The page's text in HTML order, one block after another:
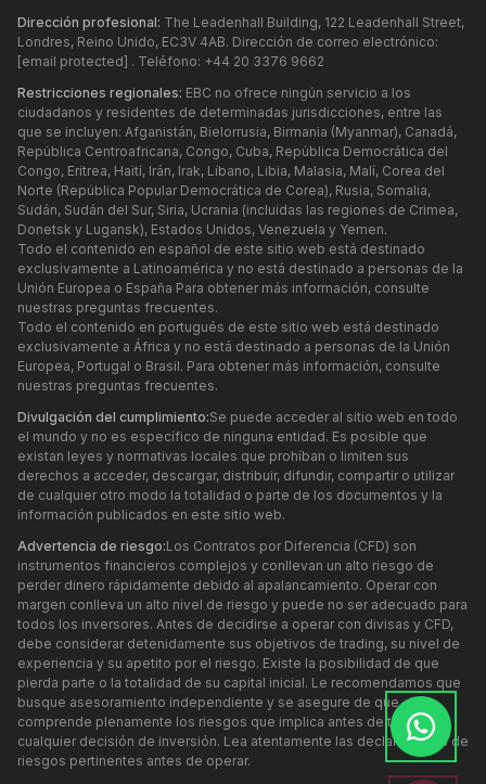
Dirección profesional: The Leadenhall Building, 122 Leadenhall Street,
Londres, Reino Unido, EC3V 4AB. Dirección de correo electrónico:
[email protected] . Teléfono: +44 20 3376 9662
Restricciones regionales: EBC no ofrece ningún servicio a los
ciudadanos y residentes de determinadas jurisdicciones, entre las
que se incluyen: Afganistán, Bielorrusia, Birmania (Myanmar), Canadá,
República Centroafricana, Congo, Cuba, República Democrática del
Congo, Eritrea, Haití, Irán, Irak, Líbano, Libia, Malasia, Malí, Corea del
Norte (República Popular Democrática de Corea), Rusia, Somalia,
Sudán, Sudán del Sur, Siria, Ucrania (incluidas las regiones de Crimea,
Donetsk y Lugansk), Estados Unidos, Venezuela y Yemen.
Todo el contenido en español de este sitio web está destinado
exclusivamente a Latinoamérica y no está destinado a personas de la
Unión Europea o España Para obtener más información, consulte
nuestras preguntas frecuentes.
Todo el contenido en portugués de este sitio web está destinado
exclusivamente a África y no está destinado a personas de la Unión
Europea, Portugal o Brasil. Para obtener más información, consulte
nuestras preguntas frecuentes.
Divulgación del cumplimiento:Se puede acceder al sitio web en todo
el mundo y no es específico de ninguna entidad. Es posible que
existan leyes y normativas locales que prohíban o limiten sus
derechos a acceder, descargar, distribuir, difundir, compartir o utilizar
de cualquier otro modo la totalidad o parte de los documentos y la
información publicados en este sitio web.
Advertencia de riesgo:Los Contratos por Diferencia (CFD) son
instrumentos financieros complejos y conllevan un alto riesgo de
perder dinero rápidamente debido al apalancamiento. Operar con
margen conlleva un alto nivel de riesgo y puede no ser adecuado para
todos los inversores. Antes de decidirse a operar con divisas y CFD,
debe considerar detenidamente sus objetivos de trading, su nivel de
experiencia y su apetito por el riesgo. Existe la posibilidad de que
pierda parte o la totalidad de su capital inicial. Le recomendamos que
busque asesoramiento independiente y se asegure de que
comprende plenamente los riesgos que implica antes de tomar
cualquier decisión de inversión. Lea atentamente las declaraciones de
riesgos pertinentes antes de operar.